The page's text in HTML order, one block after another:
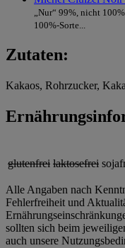
„Nur“ 99%, nicht
100%-Sorte...
Zutaten:
Kakaos, Rohrzucker,
glutenfrei laktosefrei
Alle Angaben nach
Fehlerfreiheit und
sollten sich beim
auch unsere